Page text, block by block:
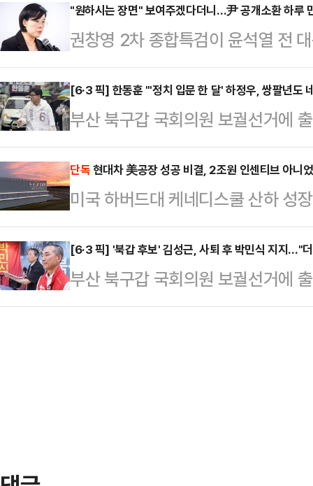
반도체를 넘어 로봇·자율주행·스
세대 성장축으로 떠오르는 가운데
간 협력도 한층 확대될 것이란 전망
이베이에서 열린 '코리아 파트너 나
문에 "우리는 항상 한국 투자를 검
중요하다…
"원하시는 장면" 보여주겠다더니…尹 공개소환 하루
권창영 2차 종합특검이 윤석열 전
번복했다. 김지미 특검보가 친여 성
면을 보실 것"이라고 예고한 지 약
합특검은 오는 6일 윤 전 대통령의
정했다. 앞서 김 특검보는 전날 정
전 대통령이 출석하는 모습을 공개
나 윤 전 대통령 변호인단이 "확정
팀은 "변…
[6·3 픽] 한동훈 "'정치 입문 한 달' 하정우, 쌍팔년도
부산 북구갑 국회의원 보궐선거에
세를 이어가는 하정우 더불어민주
달 됐는데, 쌍팔년도식 네거티브를
다"고 직격했다.한동훈 후보는 2일
하 후보에 대해 "정치는 대승적으
역사적 의미가 있는 선거에서는 더
을 가했다.박민식 국민의힘 후보가
가 '외지인 철새'를…
단독현대차 美공장 성공 비결, 2조원 인센티브 아니
미국 하버드대 케네디스쿨 산하
룹의 조지아 메타플랜트(HMGMA)
석한 보고서를 발간했다. 국내외에
요 배경으로 알려졌지만 하버드대
를 끌어들인 핵심은 보조금 규모가
[6·3 픽] '북갑 후보' 김성근, 사퇴 후 박민식 지지…"
부산 북구갑 국회의원 보궐선거에
루 앞둔 2일 후보자 전격 사퇴 후